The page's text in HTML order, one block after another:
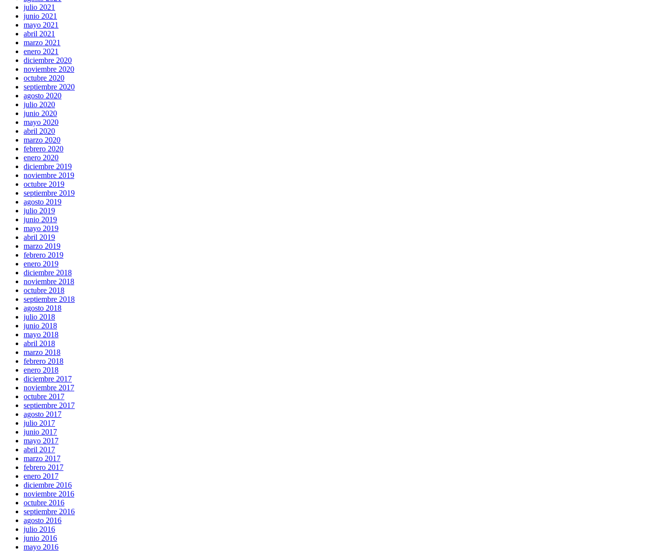
julio 2021
junio 2021
mayo 2021
abril 2021
marzo 2021
enero 2021
diciembre 2020
noviembre 2020
octubre 2020
septiembre 2020
agosto 2020
julio 2020
junio 2020
mayo 2020
abril 2020
marzo 2020
febrero 2020
enero 2020
diciembre 2019
noviembre 2019
octubre 2019
septiembre 2019
agosto 2019
julio 2019
junio 2019
mayo 2019
abril 2019
marzo 2019
febrero 2019
enero 2019
diciembre 2018
noviembre 2018
octubre 2018
septiembre 2018
agosto 2018
julio 2018
junio 2018
mayo 2018
abril 2018
marzo 2018
febrero 2018
enero 2018
diciembre 2017
noviembre 2017
octubre 2017
septiembre 2017
agosto 2017
julio 2017
junio 2017
mayo 2017
abril 2017
marzo 2017
febrero 2017
enero 2017
diciembre 2016
noviembre 2016
octubre 2016
septiembre 2016
agosto 2016
julio 2016
junio 2016
mayo 2016